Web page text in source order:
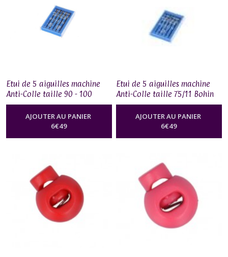
Etui de 5 aiguilles machine
Anti-Colle taille 90 - 100
Bohin
AJOUTER AU PANIER
6€49
Etui de 5 aiguilles machine
Anti-Colle taille 75/11 Bohin
AJOUTER AU PANIER
6€49